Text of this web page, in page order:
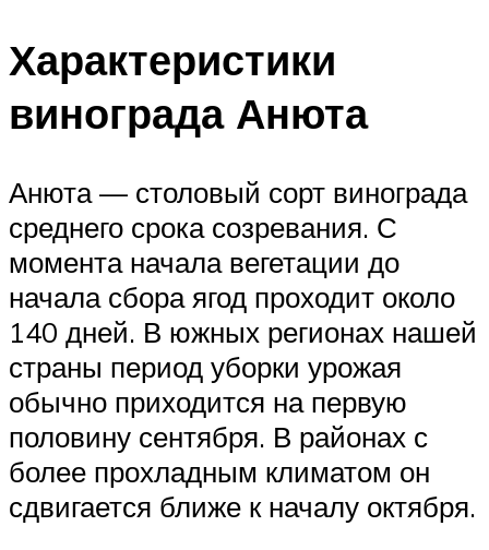
Характеристики
винограда Анюта
Анюта — столовый сорт винограда
среднего срока созревания. С
момента начала вегетации до
начала сбора ягод проходит около
140 дней. В южных регионах нашей
страны период уборки урожая
обычно приходится на первую
половину сентября. В районах с
более прохладным климатом он
сдвигается ближе к началу октября.